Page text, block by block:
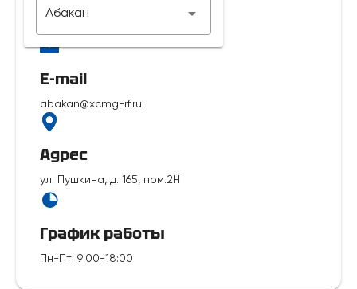
Абакан
E-mail
abakan@xcmg-rf.ru
Адрес
ул. Пушкина, д. 165, пом.2Н
График работы
Пн-Пт: 9:00-18:00